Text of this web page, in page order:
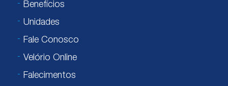
Benefícios
Unidades
Fale Conosco
Velório Online
Falecimentos